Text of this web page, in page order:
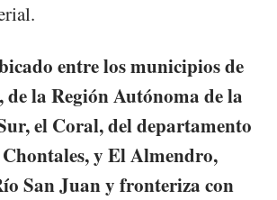
entre los municipios de
de la Región Autónoma de la
el Coral, del departamento
y El Almendro,
San Juan y fronteriza con